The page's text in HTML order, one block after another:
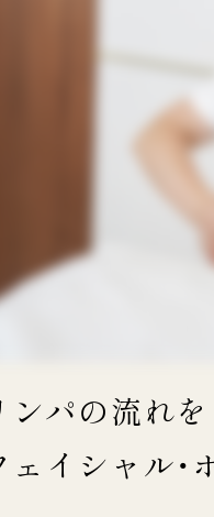
パの流れを
イシャル・